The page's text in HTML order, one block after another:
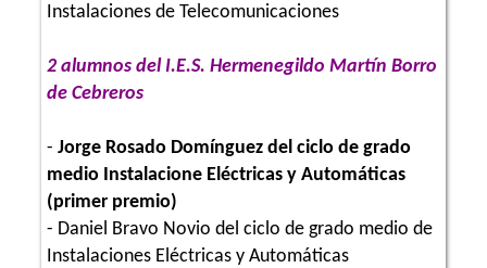
Instalaciones de Telecomunicaciones
2 alumnos del I.E.S. Hermenegildo Martín Borro
de Cebreros
- Jorge Rosado Domínguez del ciclo de grado
medio Instalacione Eléctricas y Automáticas
(primer premio)
- Daniel Bravo Novio del ciclo de grado medio de
Instalaciones Eléctricas y Automáticas